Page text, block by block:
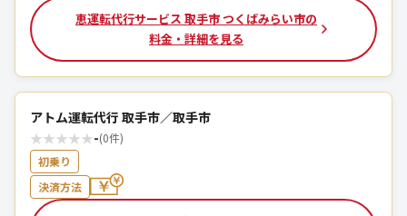
恵運転代行サービス 取手市 つくばみらい市の
料金・詳細を見る
アトム運転代行 取手市／取手市
★★★★★-(0件)
初乗り
決済方法